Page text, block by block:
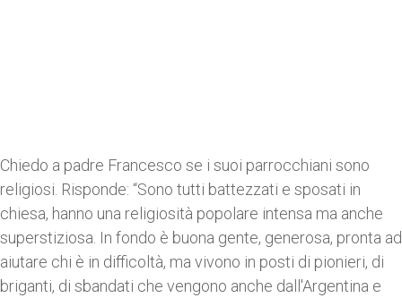
Chiedo a padre Francesco se i suoi parrocchiani sono
religiosi. Risponde: “Sono tutti battezzati e sposati in
chiesa, hanno una religiosità popolare intensa ma anche
superstiziosa. In fondo è buona gente, generosa, pronta ad
aiutare chi è in difficoltà, ma vivono in posti di pionieri, di
briganti, di sbandati che vengono anche dall'Argentina e